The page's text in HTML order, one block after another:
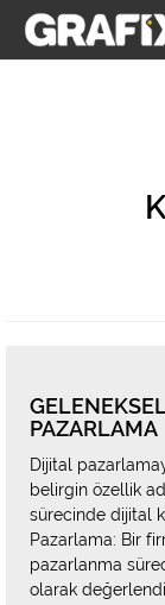
PAZARLAMA
Dijital
belirgin özellik
sürecinde dijital
Pazarlama: Bir
pazarlanma
olarak